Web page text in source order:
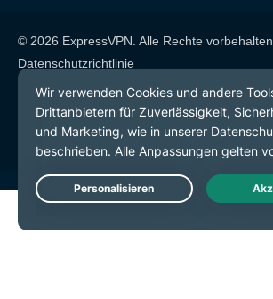
© 2026 ExpressVPN. Alle Rechte vorbehalten.
Datenschutzrichtlinie
Servicebedingungen
Cookie-Einstellungen